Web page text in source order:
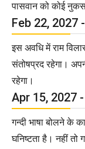
पासवान को कोई
Feb 22, 2027
इस अवधि में राम
संतोषप्रद रहेगा।
रहेगा।
Apr 15, 2027
गन्दी भाषा बोलने के
घनिष्टता है। नहीं